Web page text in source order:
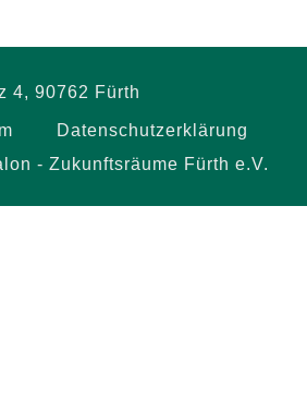
4, 90762 Fürth
Datenschutzerklärung
- Zukunftsräume Fürth e.V.